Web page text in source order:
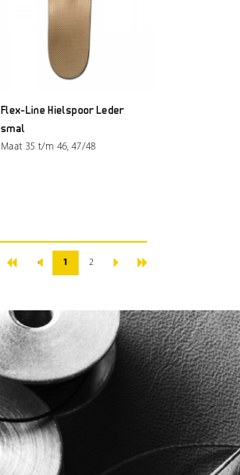
Flex-Line Hielspoor Leder
smal
Maat 35 t/m 46, 47/48
« ‹ 1 2 › »